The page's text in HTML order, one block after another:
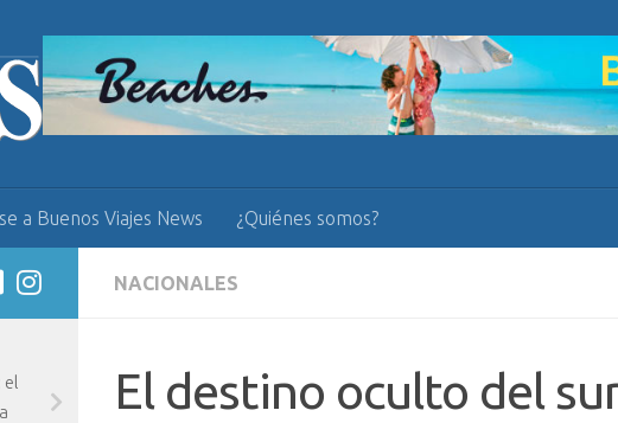
a Buenos Viajes News ¿Quiénes somos?
NACIONALES
El destino oculto del
el